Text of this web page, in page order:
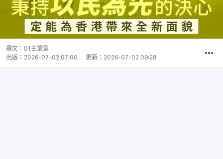
撰文： 01主筆室
出版： 2026-07-02 07:00 更新： 2026-07-02 09:28